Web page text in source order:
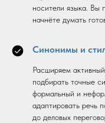
носители языка. Вы
начнёте думать
Синонимы и
Расширяем
подбирать точные
формальный и
адаптировать речь
до деловых